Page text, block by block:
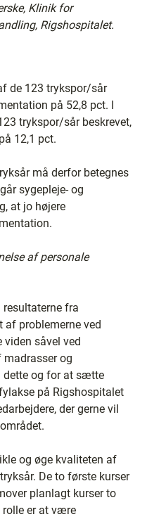
Klinik for
Rigshospitalet.
de 123 trykspor/sår
på 52,8 pct. I
trykspor/sår beskrevet,
12,1 pct.
må derfor betegnes
sygepleje- og
at jo højere
af personale
fra
af problemerne ved
såvel ved
og
dette og for at sætte
på Rigshospitalet
der gerne vil
og øge kvaliteten af
De to første kurser
planlagt kurser to
rolle er at være